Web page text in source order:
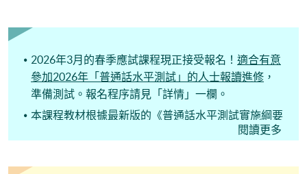
2026年3月的春季應試課程現正接受報名！ 適合有意
參加2026年「普通話水平測試」的人士報讀進修 ，
準備測試。報名程序請見「詳情」一欄。
本課程教材根據最新版的《普通話水平測試實施綱要
(2021年版)》定制, 符合2024年起實施的普通話水平
範圍及學習材料準備考試。
閱讀更多